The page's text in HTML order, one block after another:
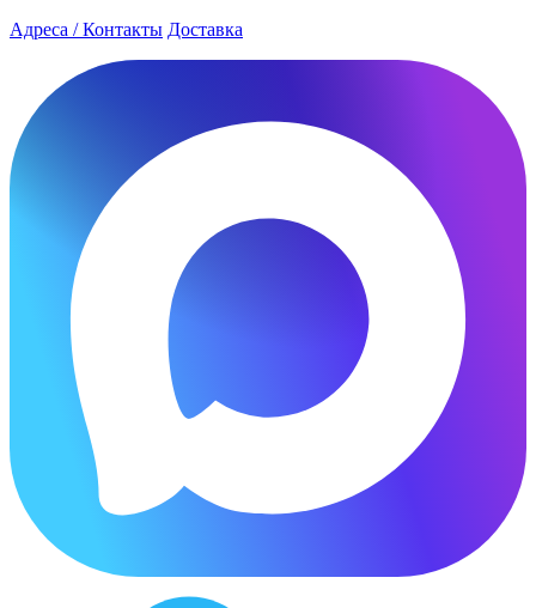
Адреса / Контакты Доставка